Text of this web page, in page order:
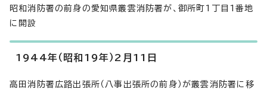
昭和消防署の前身の愛知県叢雲消防署が、御所町1丁目1番地
に開設
1944年（昭和19年）2月11日
高田消防署広路出張所（八事出張所の前身）が叢雲消防署に移